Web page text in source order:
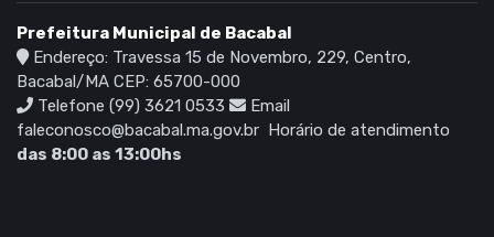
Prefeitura Municipal de Bacabal
Endereço: Travessa 15 de Novembro, 229, Centro,
Bacabal/MA CEP: 65700-000
Telefone (99) 3621 0533
Email
faleconosco@bacabal.ma.gov.br
Horário de atendimento
das 8:00 as 13:00hs